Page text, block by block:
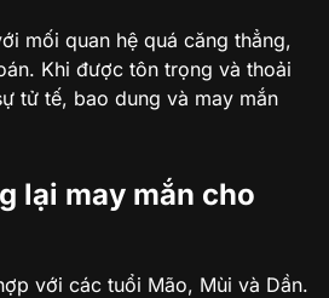
mối quan hệ quá căng thẳng,
Khi được tôn trọng và thoải
tử tế, bao dung và may mắn
lại may mắn cho
với các tuổi Mão, Mùi và Dần.